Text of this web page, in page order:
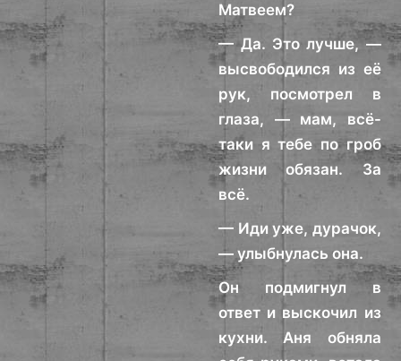
Матвеем?
— Да. Это лучше, —
высвободился из её
рук, посмотрел в
глаза, — мам, всё-
таки я тебе по гроб
жизни обязан. За
всё.
— Иди уже, дурачок,
— улыбнулась она.
Он подмигнул в
ответ и выскочил из
кухни. Аня обняла